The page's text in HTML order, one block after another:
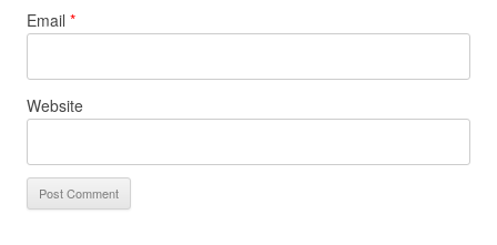
Email *
Website